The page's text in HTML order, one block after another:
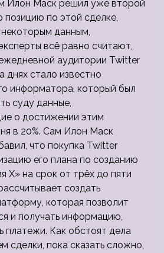
Илон Маск решил уже второй
позицию по этой сделке,
данным,
всё равно считают,
аудитории Twitter
днях стало известно
информатора, который был
суду данные,
о достижении этим
в 20%. Сам Илон Маск
что покупка Twitter
его плана по созданию
X» на срок от трёх до пяти
создать
которая позволит
и получать информацию,
платежи. Как обстоят дела
сделки, пока сказать сложно,